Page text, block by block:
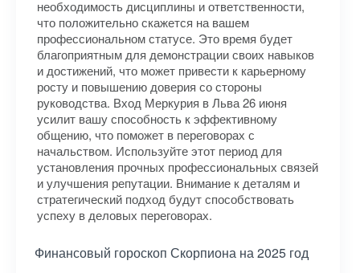
необходимость дисциплины и ответственности,
что положительно скажется на вашем
профессиональном статусе. Это время будет
благоприятным для демонстрации своих навыков
и достижений, что может привести к карьерному
росту и повышению доверия со стороны
руководства. Вход Меркурия в Льва 26 июня
усилит вашу способность к эффективному
общению, что поможет в переговорах с
начальством. Используйте этот период для
установления прочных профессиональных связей
и улучшения репутации. Внимание к деталям и
стратегический подход будут способствовать
успеху в деловых переговорах.
Финансовый гороскоп Скорпиона на 2025 год